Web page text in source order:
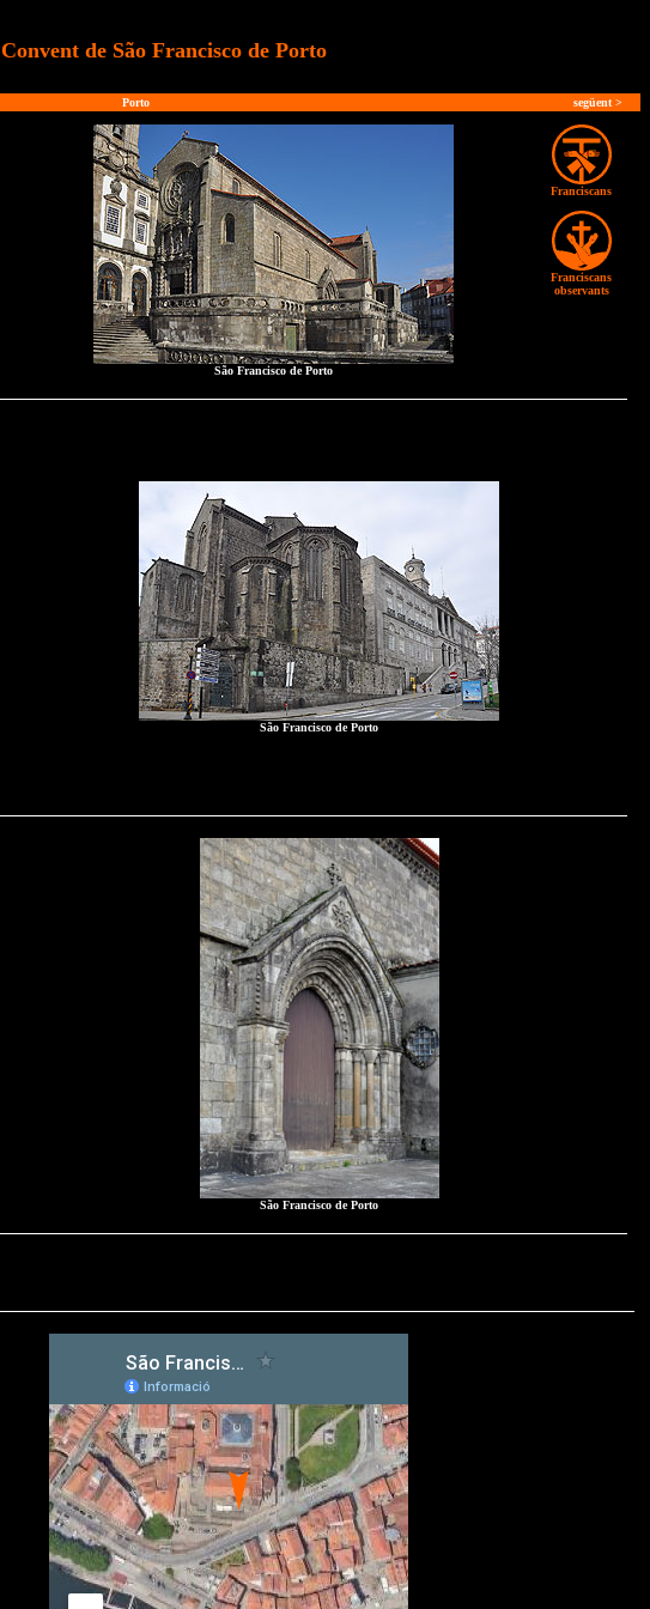
Convent de São Francisco de Porto
Porto següent >
São Francisco de Porto
Franciscans
Franciscans
observants
São Francisco de Porto
São Francisco de Porto